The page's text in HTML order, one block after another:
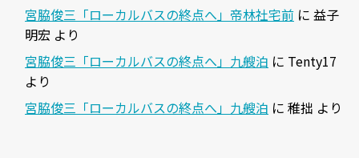
宮脇俊三「ローカルバスの終点へ」帝林社宅前 に 益子
明宏 より
宮脇俊三「ローカルバスの終点へ」九艘泊 に Tenty17
より
宮脇俊三「ローカルバスの終点へ」九艘泊 に 稚拙 より